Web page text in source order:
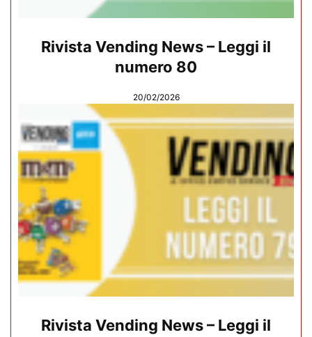
Rivista Vending News – Leggi il
numero 80
20/02/2026
Rivista Vending News – Leggi il